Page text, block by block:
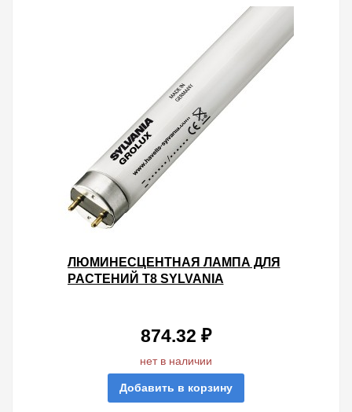
ЛЮМИНЕСЦЕНТНАЯ ЛАМПА ДЛЯ
РАСТЕНИЙ T8 SYLVANIA
874.32 ₽
нет в наличии
Добавить в корзину